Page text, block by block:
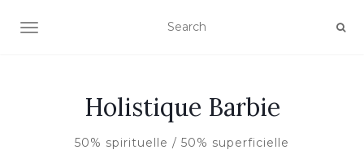
AFFICHER/MASQUER LA NAVIGATION
Holistique Barbie
50% spirituelle / 50% superficielle